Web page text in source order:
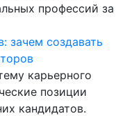
профессий за
зачем создавать
карьерного
позиции
кандидатов.